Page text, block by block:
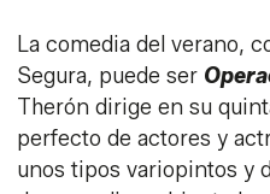
La comedia del verano,
Segura, puede ser
Therón dirige en su
perfecto de actores y
unos tipos variopintos y